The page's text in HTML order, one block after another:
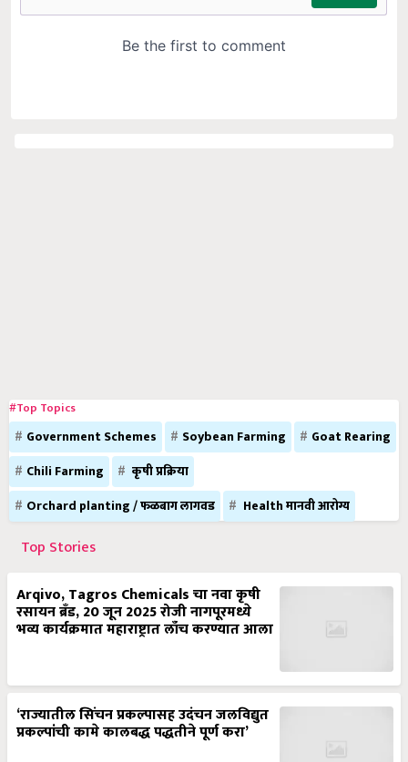
#Top Topics
Government Schemes Soybean Farming
Goat Rearing
Chili Farming
कृषी प्रक्रिया
Orchard planting / फळबाग लागवड
Health मानवी आरोग्य
Top Stories
Arqivo, Tagros Chemicals चा नवा कृषी
रसायन ब्रँड, 20 जून 2025 रोजी नागपूरमध्ये
भव्य कार्यक्रमात महाराष्ट्रात लाँच करण्यात आला
‘राज्यातील सिंचन प्रकल्पासह उदंचन जलविद्युत
प्रकल्पांची कामे कालबद्ध पद्धतीने पूर्ण करा’